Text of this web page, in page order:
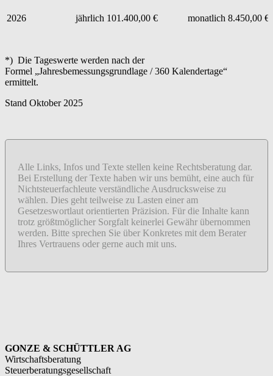
2026 jährlich 101.400,00 € monatlich 8.450,00 €
*) Die Tageswerte werden nach der
Formel „Jahresbemessungsgrundlage / 360 Kalendertage“
ermittelt.
Stand Oktober 2025
Alle Links, Infos und Texte stellen keine Rechtsberatung dar.
Bei Erstellung der Texte haben wir uns bemüht, eine auch für
Nichtsteuerfachleute verständliche Ausdrucksweise zu
wählen. Dies geht teilweise zu Lasten einer am
Gesetzeswortlaut orientierten Präzision. Für die Inhalte kann
trotz größtmöglicher Sorgfalt keinerlei Gewähr übernommen
werden. Bitte sprechen Sie über Konkretes mit dem Berater
Ihres Vertrauens oder gerne auch mit uns.
GONZE & SCHÜTTLER AG
Wirtschaftsberatung
Steuerberatungsgesellschaft